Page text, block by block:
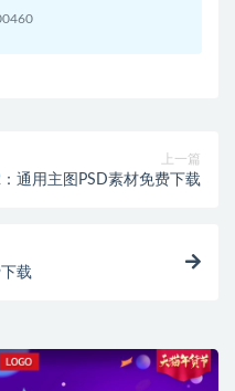
上一篇
通用主图PSD素材免费下载
载